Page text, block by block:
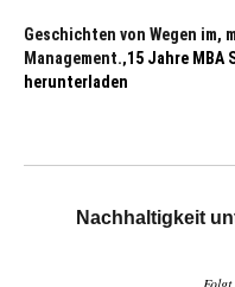
Geschichten von Wegen im,
Management.‚15 Jahre
herunterladen
Nachhaltigkeit